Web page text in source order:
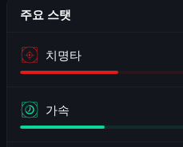
주요 스탯
치명타
가속